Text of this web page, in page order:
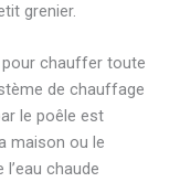
grenier.
chauffer toute
de chauffage
le poêle est
maison ou le
chaude